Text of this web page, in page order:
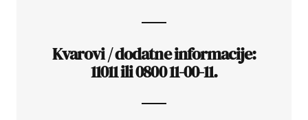
Kvarovi / dodatne informacije:
11011 ili 0800 11-00-11.